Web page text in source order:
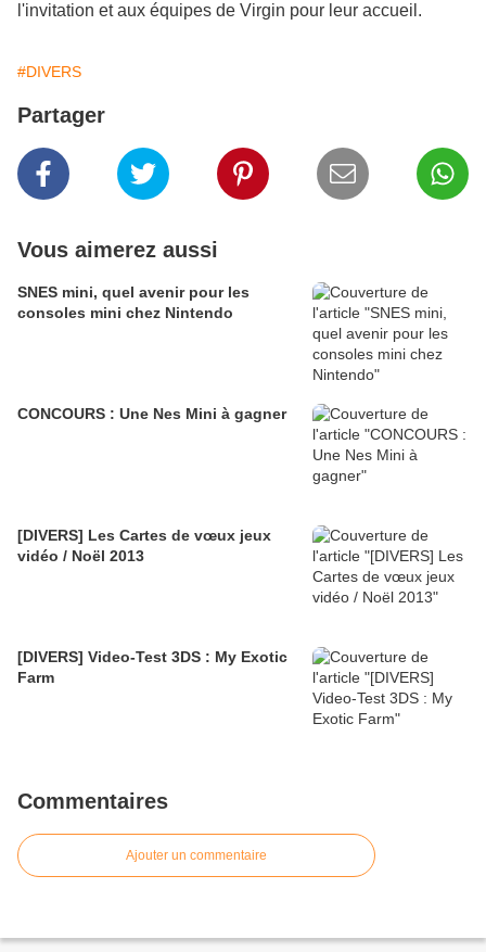
l'invitation et aux équipes de Virgin pour leur accueil.
#DIVERS
Partager
Vous aimerez aussi
SNES mini, quel avenir pour les
consoles mini chez Nintendo
CONCOURS : Une Nes Mini à gagner
[DIVERS] Les Cartes de vœux jeux
vidéo / Noël 2013
[DIVERS] Video-Test 3DS : My Exotic
Farm
Commentaires
Ajouter un commentaire